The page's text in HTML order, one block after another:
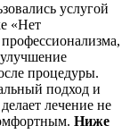
услугой
«Нет
процедуры.
подход и
лечение не
Ниже